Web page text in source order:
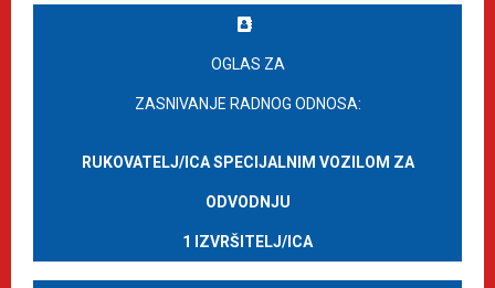
OGLAS ZA
ZASNIVANJE RADNOG ODNOSA:
RUKOVATELJ/ICA SPECIJALNIM VOZILOM ZA
ODVODNJU
1 IZVRŠITELJ/ICA